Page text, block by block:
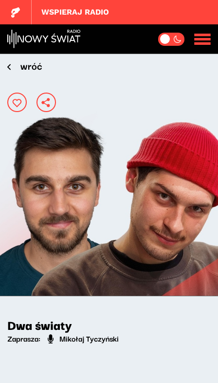
WSPIERAJ RADIO
wróć
Dwa światy
Zaprasza: Mikołaj Tyczyński